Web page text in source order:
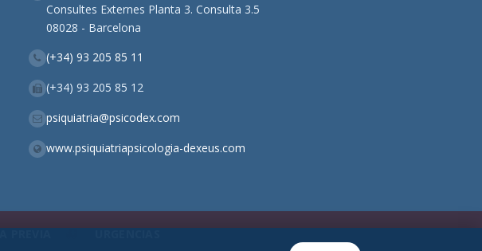
Consultes Externes Planta 3. Consulta 3.5
08028 - Barcelona
(+34) 93 205 85 11
(+34) 93 205 85 12
psiquiatria@psicodex.com
www.psiquiatriapsicologia-dexeus.com